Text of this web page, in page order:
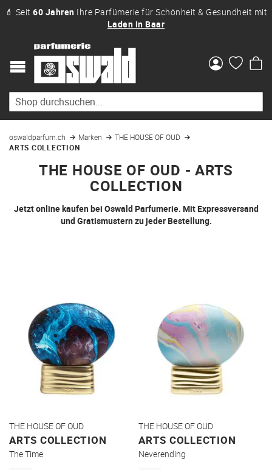
💄 Seit60 Jahren Ihre Parfümerie für Schönheit & Gesundheit mit
Laden in Baar
oswaldparfum.ch Marken
THE HOUSE OF OUD
ARTS COLLECTION
THE HOUSE OF OUD - ARTS
COLLECTION
Jetzt online kaufen bei Oswald Parfumerie. Mit Expressversand
und Gratismustern zu jeder Bestellung.
THE HOUSE OF OUD
ARTS COLLECTION
The Time
THE HOUSE OF OUD
ARTS COLLECTION
Neverending